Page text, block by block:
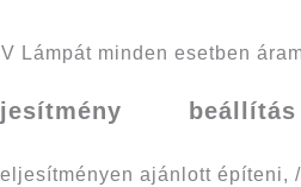
Lámpát minden esetben
ajánlott